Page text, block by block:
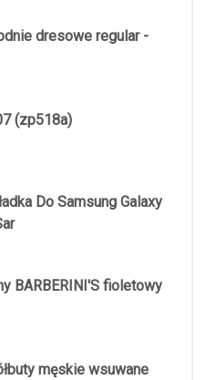
dresowe regular -
(zp518a)
Do Samsung Galaxy
BARBERINI'S fioletowy
męskie wsuwane